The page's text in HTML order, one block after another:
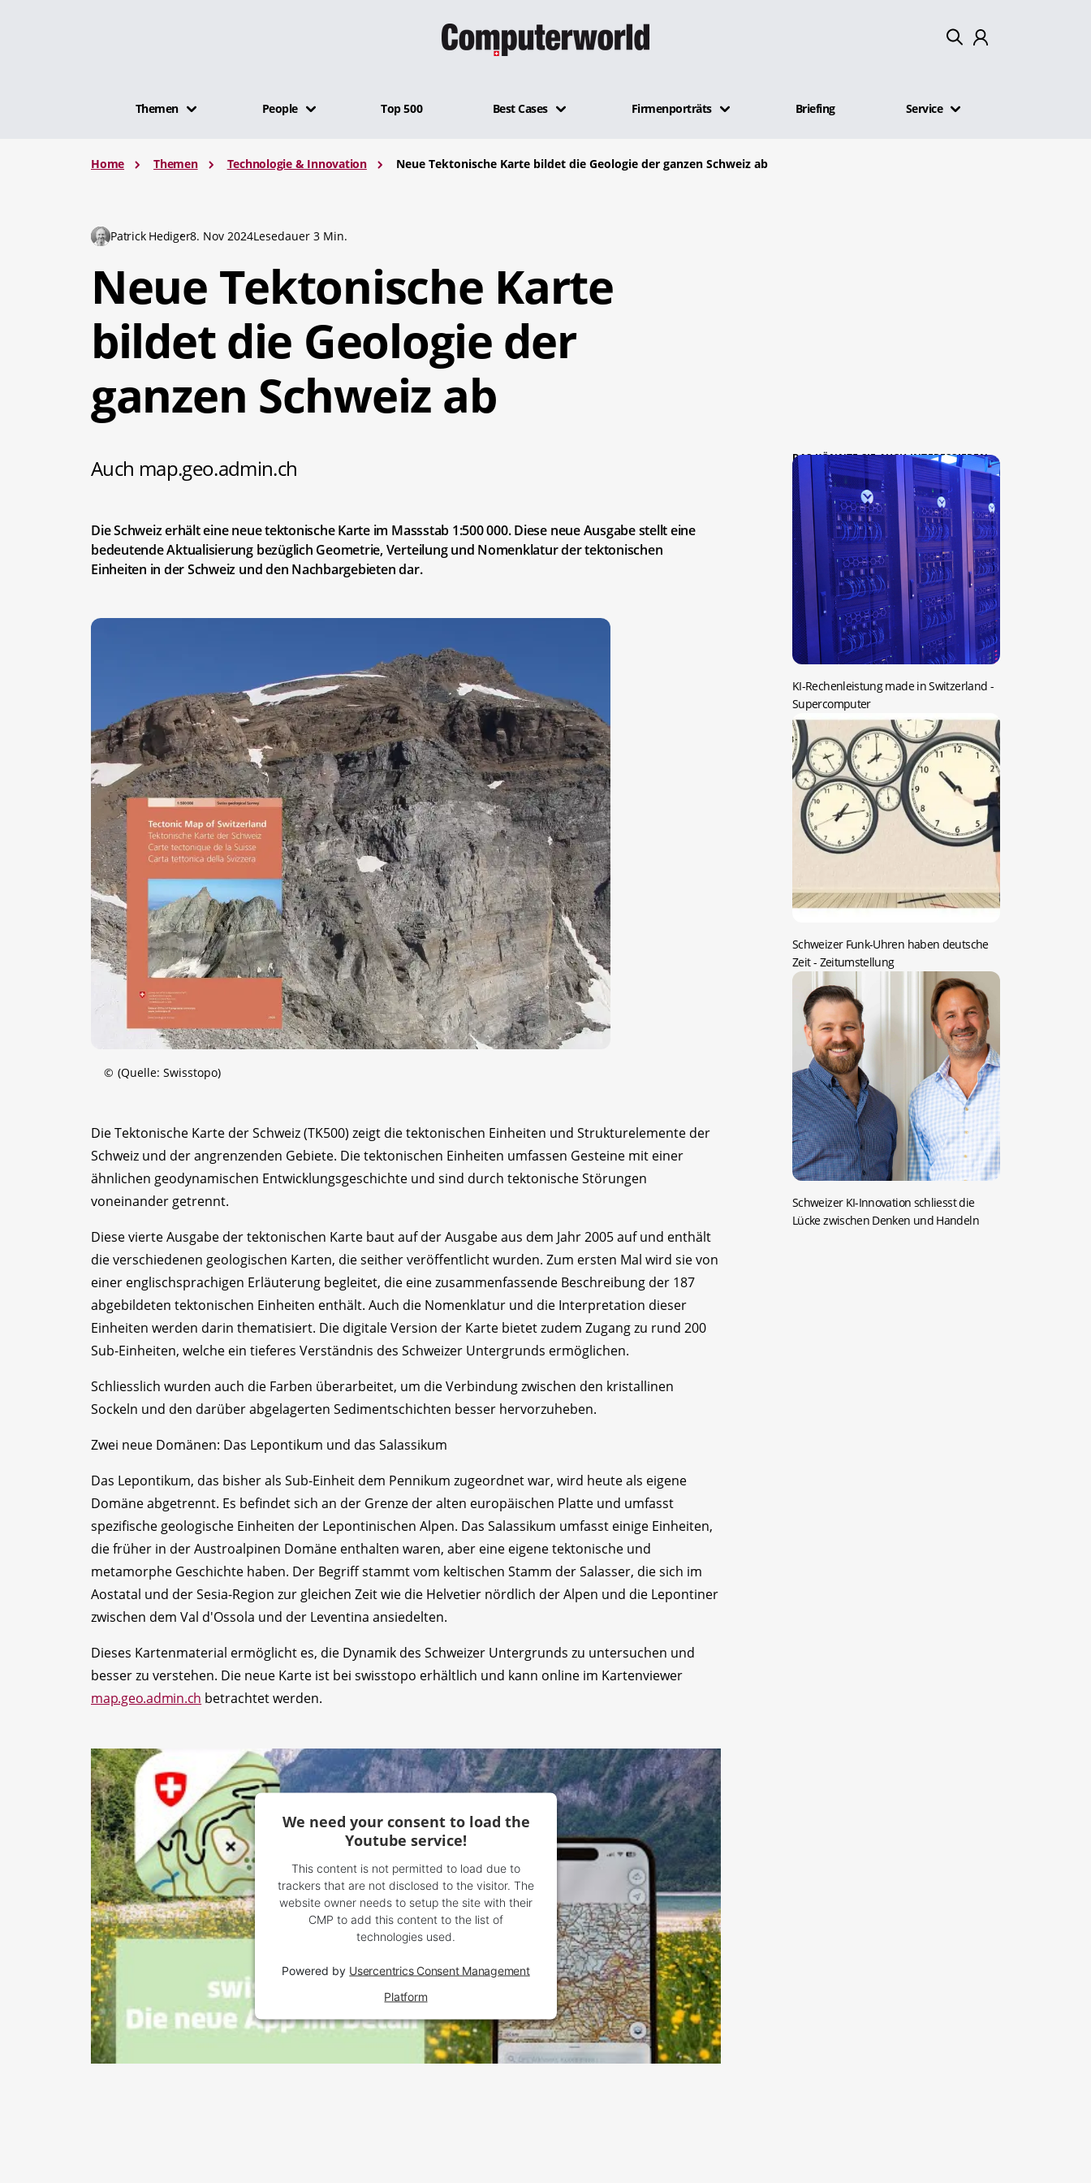
Themen People Top 500 Best Cases Firmenporträts Briefing Service
Home Themen Technologie & Innovation Neue Tektonische Karte bildet die Geologie der ganzen Schweiz ab
Patrick Hediger8. Nov 2024Lesedauer 3 Min.
Neue Tektonische Karte
bildet die Geologie der
ganzen Schweiz ab
Auch map.geo.admin.ch
Die Schweiz erhält eine neue tektonische Karte im Massstab 1:500 000. Diese neue Ausgabe stellt eine
bedeutende Aktualisierung bezüglich Geometrie, Verteilung und Nomenklatur der tektonischen
Einheiten in der Schweiz und den Nachbargebieten dar.
© (Quelle: Swisstopo)
Die Tektonische Karte der Schweiz (TK500) zeigt die tektonischen Einheiten und Strukturelemente der
Schweiz und der angrenzenden Gebiete. Die tektonischen Einheiten umfassen Gesteine mit einer
ähnlichen geodynamischen Entwicklungsgeschichte und sind durch tektonische Störungen
voneinander getrennt.
Diese vierte Ausgabe der tektonischen Karte baut auf der Ausgabe aus dem Jahr 2005 auf und enthält
die verschiedenen geologischen Karten, die seither veröffentlicht wurden. Zum ersten Mal wird sie von
einer englischsprachigen Erläuterung begleitet, die eine zusammenfassende Beschreibung der 187
abgebildeten tektonischen Einheiten enthält. Auch die Nomenklatur und die Interpretation dieser
Einheiten werden darin thematisiert. Die digitale Version der Karte bietet zudem Zugang zu rund 200
Sub-Einheiten, welche ein tieferes Verständnis des Schweizer Untergrunds ermöglichen.
Schliesslich wurden auch die Farben überarbeitet, um die Verbindung zwischen den kristallinen
Sockeln und den darüber abgelagerten Sedimentschichten besser hervorzuheben.
Zwei neue Domänen: Das Lepontikum und das Salassikum
Das Lepontikum, das bisher als Sub-Einheit dem Pennikum zugeordnet war, wird heute als eigene
Domäne abgetrennt. Es befindet sich an der Grenze der alten europäischen Platte und umfasst
spezifische geologische Einheiten der Lepontinischen Alpen. Das Salassikum umfasst einige Einheiten,
die früher in der Austroalpinen Domäne enthalten waren, aber eine eigene tektonische und
metamorphe Geschichte haben. Der Begriff stammt vom keltischen Stamm der Salasser, die sich im
Aostatal und der Sesia-Region zur gleichen Zeit wie die Helvetier nördlich der Alpen und die Lepontiner
zwischen dem Val d'Ossola und der Leventina ansiedelten.
Dieses Kartenmaterial ermöglicht es, die Dynamik des Schweizer Untergrunds zu untersuchen und
besser zu verstehen. Die neue Karte ist bei swisstopo erhältlich und kann online im Kartenviewer
map.geo.admin.ch betrachtet werden.
We need your consent to load the
Youtube service!
This content is not permitted to load due to
trackers that are not disclosed to the visitor. The
website owner needs to setup the site with their
CMP to add this content to the list of
technologies used.
Powered by Usercentrics Consent Management
Platform
DAS KÖNNTE SIE AUCH INTERESSIEREN:
KI-Rechenleistung made in Switzerland -
Supercomputer
Schweizer Funk-Uhren haben deutsche
Zeit- Zeitumstellung
Schweizer KI-Innovation schliesst die
Lücke zwischen Denken und Handeln